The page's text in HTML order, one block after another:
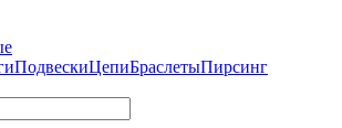
ПодвескиЦепиБраслетыПирсинг